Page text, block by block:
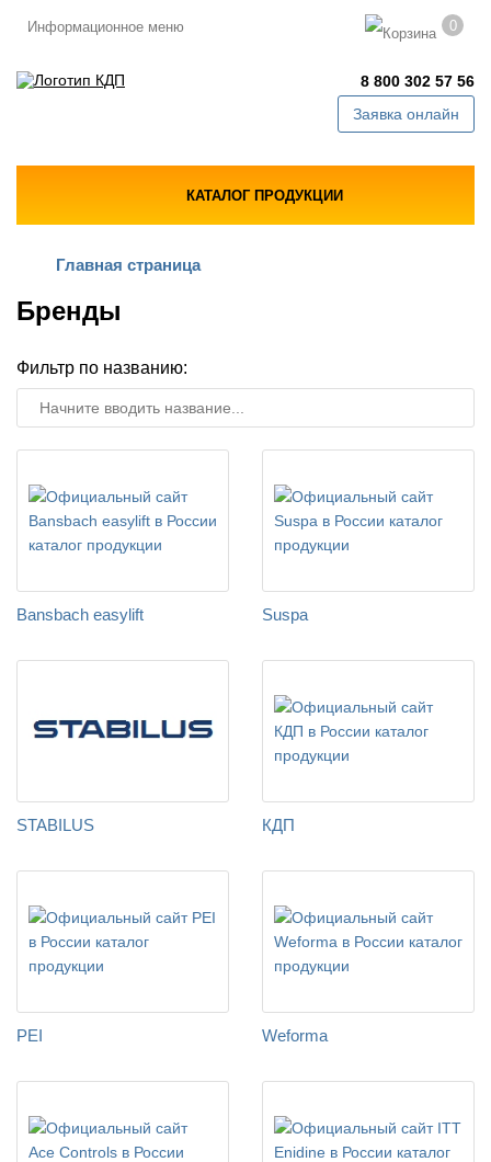
Информационное меню 0
8 800 302 57 56
Заявка онлайн
КАТАЛОГ ПРОДУКЦИИ
Главная страница
Бренды
Фильтр по названию:
Bansbach easylift Suspa
STABILUS КДП
PEI Weforma